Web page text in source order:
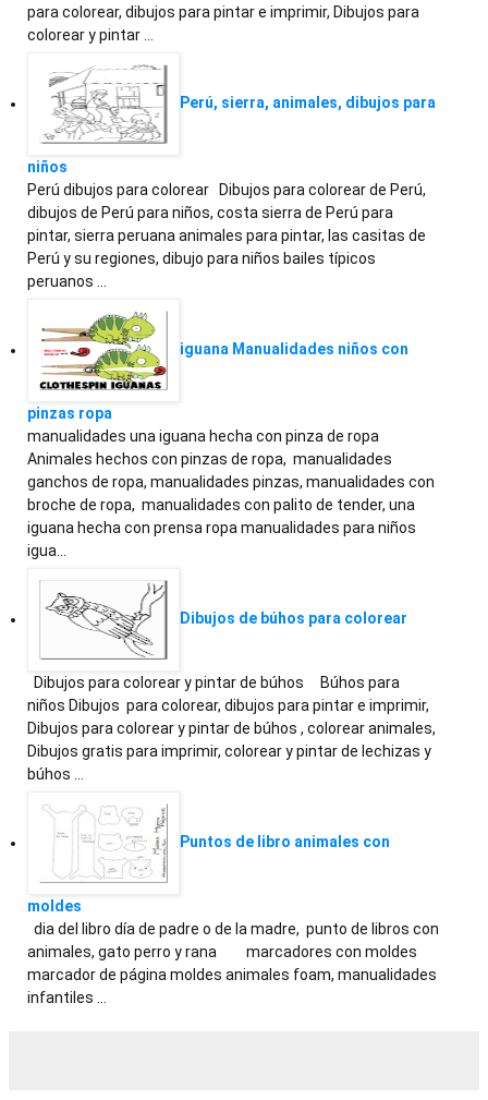
para colorear, dibujos para pintar e imprimir, Dibujos para
colorear y pintar …
Perú, sierra, animales, dibujos para
niños
Perú dibujos para colorear Dibujos para colorear de Perú,
dibujos de Perú para niños, costa sierra de Perú para
pintar, sierra peruana animales para pintar, las casitas de
Perú y su regiones, dibujo para niños bailes típicos
peruanos …
iguana Manualidades niños con
pinzas ropa
manualidades una iguana hecha con pinza de ropa
Animales hechos con pinzas de ropa, manualidades
ganchos de ropa, manualidades pinzas, manualidades con
broche de ropa, manualidades con palito de tender, una
iguana hecha con prensa ropa manualidades para niños
igua…
Dibujos de búhos para colorear
Dibujos para colorear y pintar de búhos Búhos para
niños Dibujos para colorear, dibujos para pintar e imprimir,
Dibujos para colorear y pintar de búhos , colorear animales,
Dibujos gratis para imprimir, colorear y pintar de lechizas y
búhos …
Puntos de libro animales con
moldes
dia del libro día de padre o de la madre, punto de libros con
animales, gato perro y rana marcadores con moldes
marcador de página moldes animales foam, manualidades
infantiles …